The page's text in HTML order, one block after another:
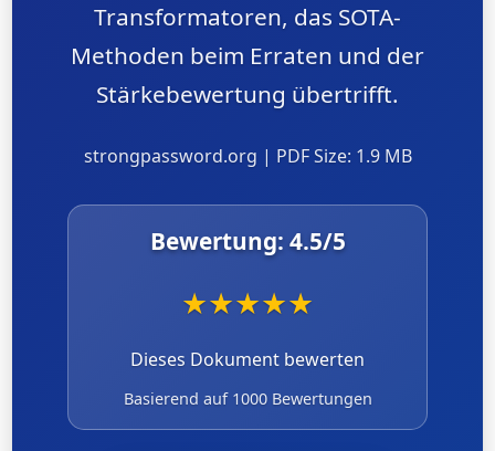
Transformatoren, das SOTA-
Methoden beim Erraten und der
Stärkebewertung übertrifft.
strongpassword.org | PDF Size: 1.9 MB
Bewertung: 4.5/5
★★★★★
Dieses Dokument bewerten
Basierend auf 1000 Bewertungen